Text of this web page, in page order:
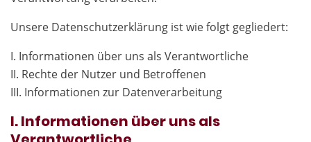
Unsere Datenschutzerklärung ist wie folgt gegliedert:
I. Informationen über uns als Verantwortliche
II. Rechte der Nutzer und Betroffenen
III. Informationen zur Datenverarbeitung
I. Informationen über uns als